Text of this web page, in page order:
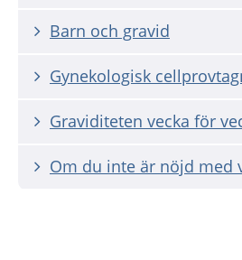
Barn och gravid
Gynekologisk
Graviditeten vecka för
Om du inte är nöjd med